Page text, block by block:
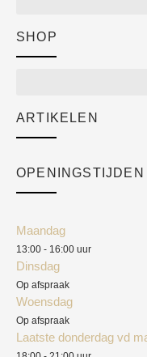
SHOP
ARTIKELEN
OPENINGSTIJDEN
Maandag
13:00 - 16:00 uur
Dinsdag
Op afspraak
Woensdag
Op afspraak
Laatste donderdag vd